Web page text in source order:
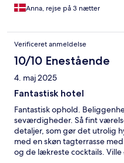
Anna, rejse på 3 nætter
Verificeret anmeldelse
10/10 Enestående
4. maj 2025
Fantastisk hotel
Fantastisk ophold.
seværdigheder. Så fint
detaljer, som gør det utrolig
med en skøn tagterrasse
og de lækreste cocktails.